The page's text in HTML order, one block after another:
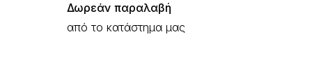
Δωρεάν παραλαβή
από το κατάστημα μας